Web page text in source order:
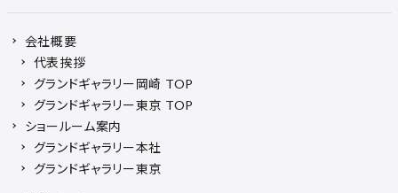
会社概要
代表挨拶
グランドギャラリー岡崎 TOP
グランドギャラリー東京 TOP
ショールーム案内
グランドギャラリー本社
グランドギャラリー東京